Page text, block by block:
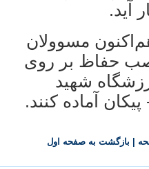
آيد.
مسوولان
حفاظ بر روی
شهيد
آماده کنند.
بازگشت به صفحه اول